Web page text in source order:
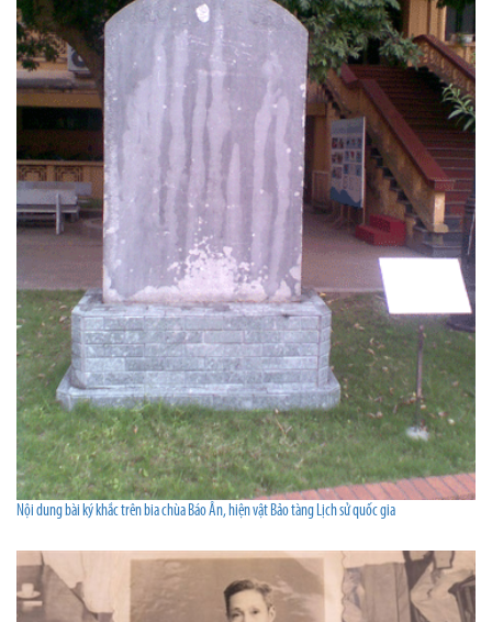
Nội dung bài ký khắc trên bia chùa Báo Ân, hiện vật Bảo tàng Lịch sử quốc gia